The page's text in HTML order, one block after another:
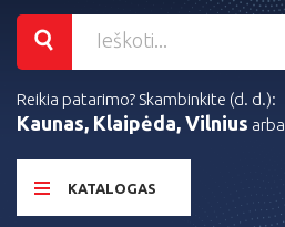
Reikia patarimo? Skambinkite (d. d.):
Kaunas, Klaipėda, Vilnius arba
KATALOGAS